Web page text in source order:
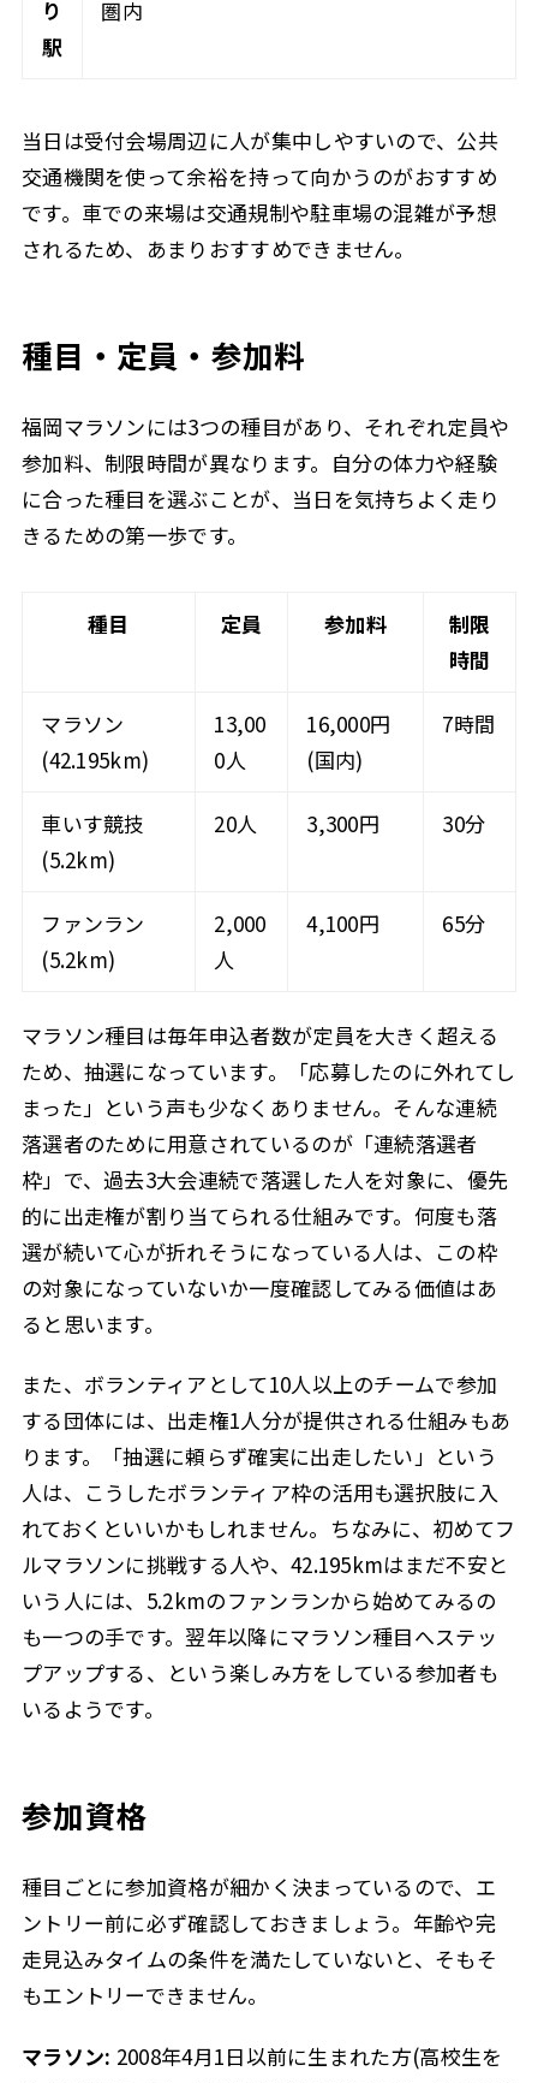
り
駅
圏内
当日は受付会場周辺に人が集中しやすいので、公共
交通機関を使って余裕を持って向かうのがおすすめ
です。車での来場は交通規制や駐車場の混雑が予想
されるため、あまりおすすめできません。
種目・定員・参加料
福岡マラソンには3つの種目があり、それぞれ定員や
参加料、制限時間が異なります。自分の体力や経験
に合った種目を選ぶことが、当日を気持ちよく走り
きるための第一歩です。
種目 定員 参加料
制限
時間
マラソン
(42.195km)
13,00
0人
16,000円
(国内)
7時間
車いす競技
(5.2km)
20人 3,300円 30分
ファンラン
(5.2km)
2,000
人
4,100円 65分
マラソン種目は毎年申込者数が定員を大きく超える
ため、抽選になっています。「応募したのに外れてし
まった」という声も少なくありません。そんな連続
落選者のために用意されているのが「連続落選者
枠」で、過去3大会連続で落選した人を対象に、優先
的に出走権が割り当てられる仕組みです。何度も落
選が続いて心が折れそうになっている人は、この枠
の対象になっていないか一度確認してみる価値はあ
ると思います。
また、ボランティアとして10人以上のチームで参加
する団体には、出走権1人分が提供される仕組みもあ
ります。「抽選に頼らず確実に出走したい」という
人は、こうしたボランティア枠の活用も選択肢に入
れておくといいかもしれません。ちなみに、初めてフ
ルマラソンに挑戦する人や、42.195kmはまだ不安と
いう人には、5.2kmのファンランから始めてみるの
も一つの手です。翌年以降にマラソン種目へステッ
プアップする、という楽しみ方をしている参加者も
いるようです。
参加資格
種目ごとに参加資格が細かく決まっているので、エ
ントリー前に必ず確認しておきましょう。年齢や完
走見込みタイムの条件を満たしていないと、そもそ
もエントリーできません。
マラソン: 2008年4月1日以前に生まれた方(高校生を